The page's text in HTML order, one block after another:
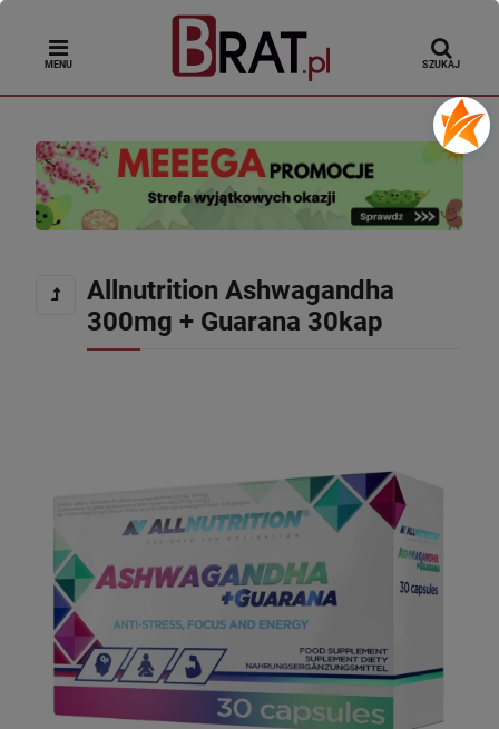
MENU SZUKAJ
Allnutrition Ashwagandha
300mg + Guarana 30kap